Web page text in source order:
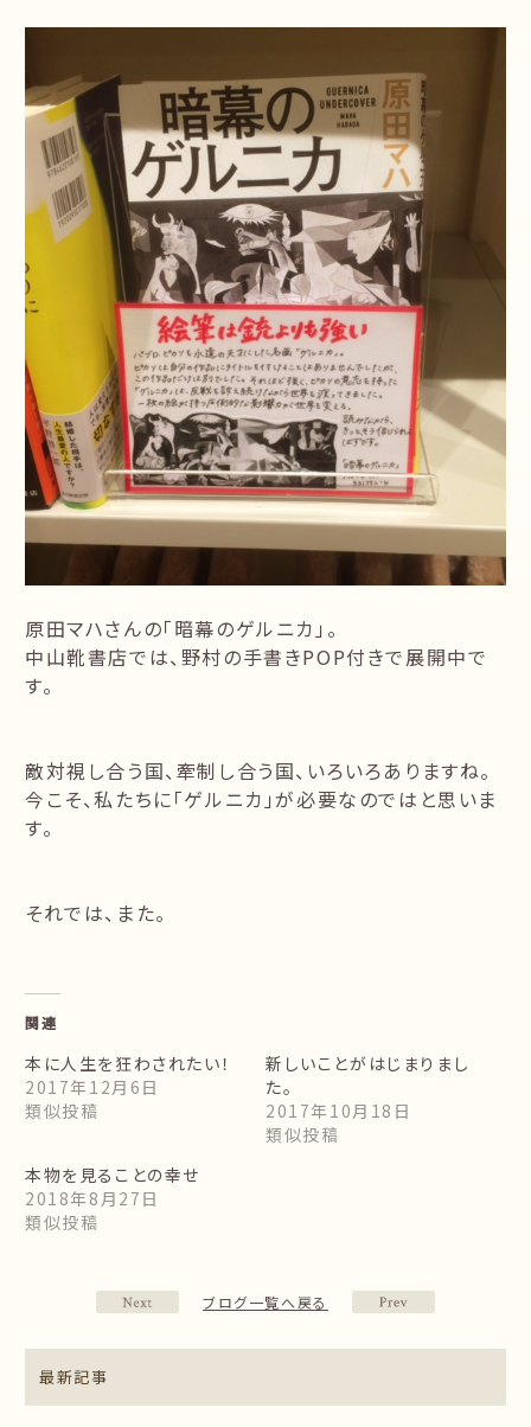
原田マハさんの「暗幕のゲルニカ」。
中山靴書店では、野村の手書きPOP付きで展開中で
す。
敵対視し合う国、牽制し合う国、いろいろありますね。
今こそ、私たちに「ゲルニカ」が必要なのではと思いま
す。
それでは、また。
関連
本に人生を狂わされたい！
2017年12月6日
類似投稿
新しいことがはじまりまし
た。
2017年10月18日
類似投稿
本物を見ることの幸せ
2018年8月27日
類似投稿
ブログ一覧へ戻る
最新記事